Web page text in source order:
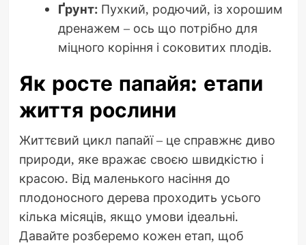
Ґрунт:Пухкий, родючий, із хорошим
дренажем – ось що потрібно для
міцного коріння і соковитих плодів.
Як росте папайя: етапи
життя рослини
Життєвий цикл папайї – це справжнє диво
природи, яке вражає своєю швидкістю і
красою. Від маленького насіння до
плодоносного дерева проходить усього
кілька місяців, якщо умови ідеальні.
Давайте розберемо кожен етап, щоб